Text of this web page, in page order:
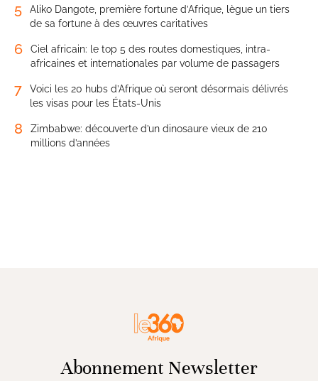
5
Aliko Dangote, première fortune d’Afrique, lègue un tiers
de sa fortune à des œuvres caritatives
6
Ciel africain: le top 5 des routes domestiques, intra-
africaines et internationales par volume de passagers
7
Voici les 20 hubs d’Afrique où seront désormais délivrés
les visas pour les États-Unis
8
Zimbabwe: découverte d’un dinosaure vieux de 210
millions d’années
Abonnement Newsletter